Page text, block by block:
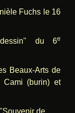
Fuchs le 16
du 6e
Beaux-Arts de
Cami (burin) et
de